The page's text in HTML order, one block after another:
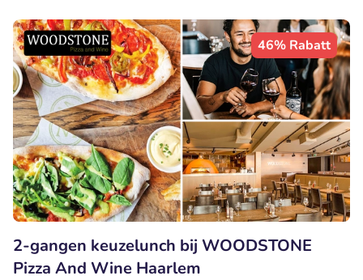
46% Rabatt
2-gangen keuzelunch bij WOODSTONE
Pizza And Wine Haarlem